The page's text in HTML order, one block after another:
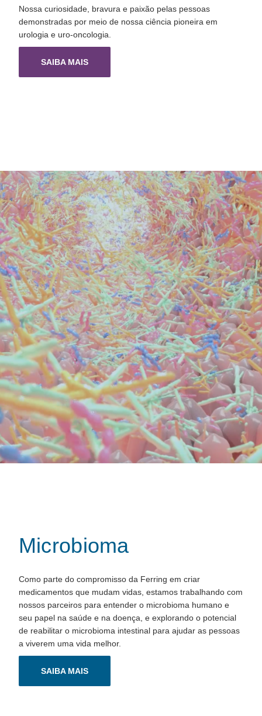
Nossa curiosidade, bravura e paixão pelas pessoas
demonstradas por meio de nossa ciência pioneira em
urologia e uro-oncologia.
SAIBA MAIS
Microbioma
Como parte do compromisso da Ferring em criar
medicamentos que mudam vidas, estamos trabalhando com
nossos parceiros para entender o microbioma humano e
seu papel na saúde e na doença, e explorando o potencial
de reabilitar o microbioma intestinal para ajudar as pessoas
a viverem uma vida melhor.
SAIBA MAIS